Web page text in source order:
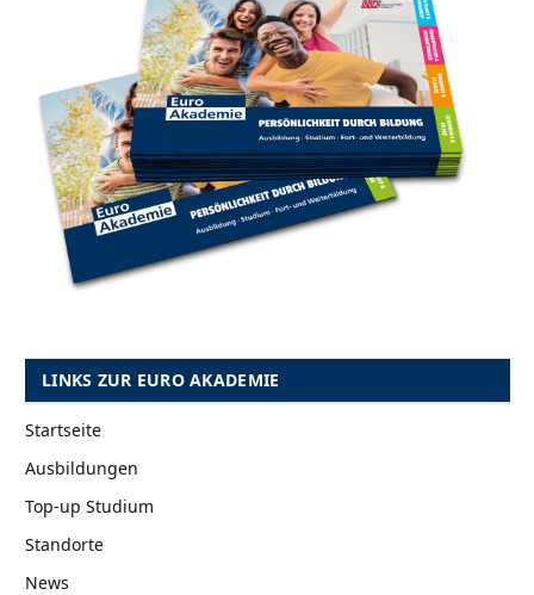
LINKS ZUR EURO AKADEMIE
Startseite
Ausbildungen
Top-up Studium
Standorte
News